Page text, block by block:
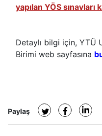
yapılan YÖS
Detaylı bilgi için, YTÜ
Birimi web sayfasına
Paylaş